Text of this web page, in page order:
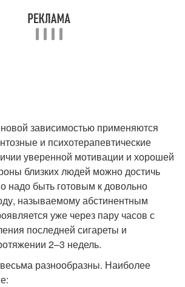
зависимостью применяются
и психотерапевтические
уверенной мотивации и хорошей
близких людей можно достичь
надо быть готовым к довольно
называемому абстинентным
уже через пару часов с
последней сигареты и
2–3 недель.
разнообразны. Наиболее